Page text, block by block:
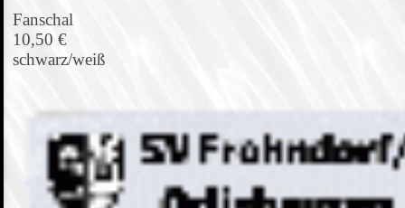
Fanschal
10,50 €
schwarz/weiß